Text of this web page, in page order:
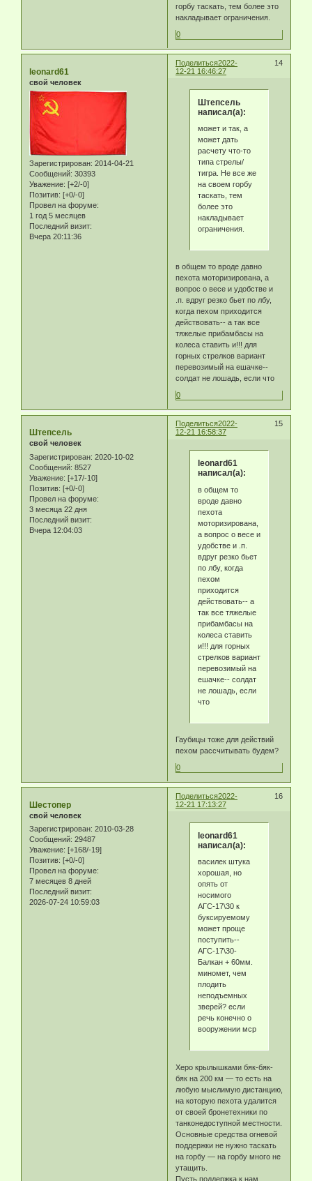
горбу таскать, тем более это
накладывает ограничения.
0
Поделиться 14
2022-
12-21 16:46:27
leonard61
свой человек
Зарегистрирован: 2014-04-21
Сообщений: 30393
Уважение: [+2/-0]
Позитив: [+0/-0]
Провел на форуме:
1 год 5 месяцев
Последний визит:
Вчера 20:11:36
Штепсель
написал(а):
может и так, а
может дать
расчету что-то
типа стрелы/
тигра. Не все же
на своем горбу
таскать, тем
более это
накладывает
ограничения.
в общем то вроде давно
пехота моторизирована, а
вопрос о весе и удобстве и
.п. вдруг резко бьет по лбу,
когда пехом приходится
действовать-- а так все
тяжелые прибамбасы на
колеса ставить и!!! для
горных стрелков вариант
перевозимый на ешачке--
солдат не лошадь, если что
0
Поделиться 15
2022-
12-21 16:58:37
Штепсель
свой человек
Зарегистрирован: 2020-10-02
Сообщений: 8527
Уважение: [+17/-10]
Позитив: [+0/-0]
Провел на форуме:
3 месяца 22 дня
Последний визит:
Вчера 12:04:03
leonard61
написал(а):
в общем то
вроде давно
пехота
моторизирована,
а вопрос о весе и
удобстве и .п.
вдруг резко бьет
по лбу, когда
пехом
приходится
действовать-- а
так все тяжелые
прибамбасы на
колеса ставить
и!!! для горных
стрелков вариант
перевозимый на
ешачке-- солдат
не лошадь, если
что
Гаубицы тоже для действий
пехом рассчитывать будем?
0
Поделиться 16
2022-
12-21 17:13:27
Шестопер
свой человек
Зарегистрирован: 2010-03-28
Сообщений: 29487
Уважение: [+168/-19]
Позитив: [+0/-0]
Провел на форуме:
7 месяцев 8 дней
Последний визит:
2026-07-24 10:59:03
leonard61
написал(а):
василек штука
хорошая, но
опять от
носимого
АГС-17\30 к
буксируемому
может проще
поступить--
АГС-17\30-
Балкан + 60мм.
миномет, чем
плодить
неподъемных
зверей? если
речь конечно о
вооружении мср
Херо крылышками бяк-бяк-
бяк на 200 км — то есть на
любую мыслимую дистанцию,
на которую пехота удалится
от своей бронетехники по
танконедоступной местности.
Основные средства огневой
поддержки не нужно таскать
на горбу — на горбу много не
утащить.
Пусть поддержка к нам